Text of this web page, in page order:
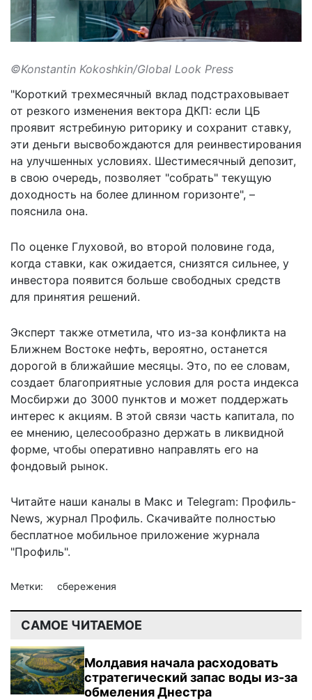
©Konstantin Kokoshkin/Global Look Press
"Короткий трехмесячный вклад подстраховывает
от резкого изменения вектора ДКП: если ЦБ
проявит ястребиную риторику и сохранит ставку,
эти деньги высвобождаются для реинвестирования
на улучшенных условиях. Шестимесячный депозит,
в свою очередь, позволяет "собрать" текущую
доходность на более длинном горизонте", –
пояснила она.
По оценке Глуховой, во второй половине года,
когда ставки, как ожидается, снизятся сильнее, у
инвестора появится больше свободных средств
для принятия решений.
Эксперт также отметила, что из-за конфликта на
Ближнем Востоке нефть, вероятно, останется
дорогой в ближайшие месяцы. Это, по ее словам,
создает благоприятные условия для роста индекса
Мосбиржи до 3000 пунктов и может поддержать
интерес к акциям. В этой связи часть капитала, по
ее мнению, целесообразно держать в ликвидной
форме, чтобы оперативно направлять его на
фондовый рынок.
Читайте наши каналы в Макс и Telegram: Профиль-
News, журнал Профиль. Скачивайте полностью
бесплатное мобильное приложение журнала
"Профиль".
Метки: сбережения
САМОЕ ЧИТАЕМОЕ
Молдавия начала расходовать
стратегический запас воды из-за
обмеления Днестра